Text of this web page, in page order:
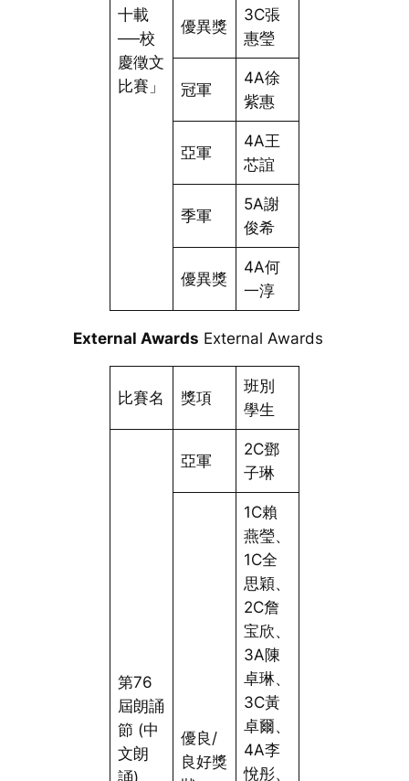
十載
──校
慶徵文
比賽」
優異獎
3C張
惠瑩
冠軍
4A徐
紫惠
亞軍
4A王
芯誼
季軍
5A謝
俊希
優異獎
4A何
一淳
External Awards External Awards
比賽名 獎項
班別
學生
第76
屆朗誦
節 (中
文朗
誦)
亞軍
2C鄧
子琳
優良/
良好獎
1C賴
燕瑩、
1C全
思穎、
2C詹
宝欣、
3A陳
卓琳、
3C黃
卓爾、
4A李
悅彤、